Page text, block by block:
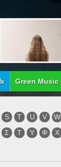
Green Music
S T U V W
Σ Τ Υ Φ Χ